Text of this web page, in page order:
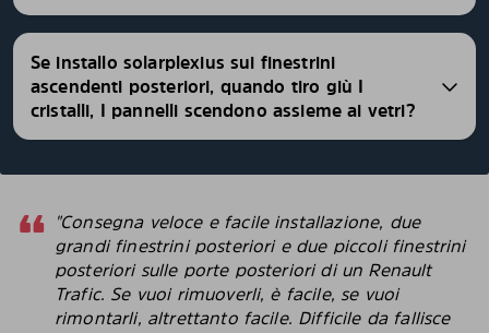
Se installo solarplexius sui finestrini
ascendenti posteriori, quando tiro giù I
cristalli, I pannelli scendono assieme ai vetri?
"Consegna veloce e facile installazione, due
grandi finestrini posteriori e due piccoli finestrini
posteriori sulle porte posteriori di un Renault
Trafic. Se vuoi rimuoverli, è facile, se vuoi
rimontarli, altrettanto facile. Difficile da fallisce